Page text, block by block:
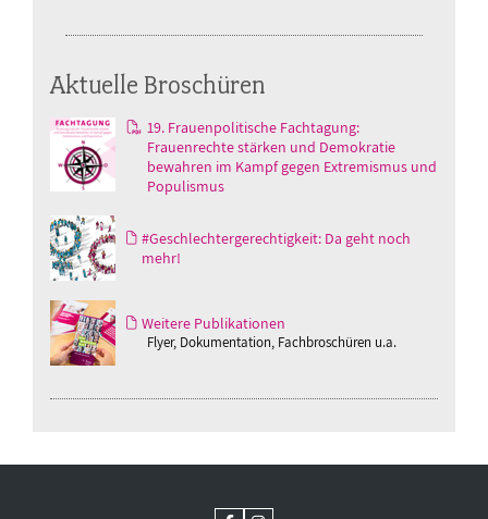
Aktuelle Broschüren
19. Frauenpolitische Fachtagung:
Frauenrechte stärken und Demokratie
bewahren im Kampf gegen Extremismus und
Populismus
#Geschlechtergerechtigkeit: Da geht noch
mehr!
Weitere Publikationen
Flyer, Dokumentation, Fachbroschüren u.a.